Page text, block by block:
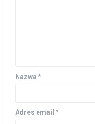
Nazwa *
Adres email *